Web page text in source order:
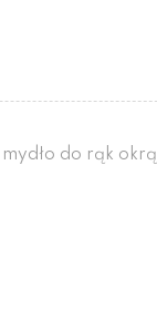
do rąk